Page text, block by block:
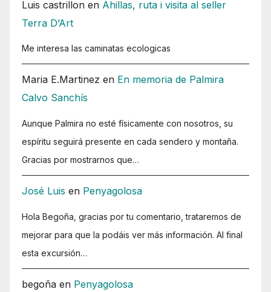
Luis castrillon en Ahillas, ruta i visita al seller
Terra D’Art
Me interesa las caminatas ecologicas
Maria E.Martinez en En memoria de Palmira
Calvo Sanchís
Aunque Palmira no esté físicamente con nosotros, su
espíritu seguirá presente en cada sendero y montaña.
Gracias por mostrarnos que…
José Luis en Penyagolosa
Hola Begoña, gracias por tu comentario, trataremos de
mejorar para que la podáis ver más información. Al final
esta excursión…
begoña en Penyagolosa